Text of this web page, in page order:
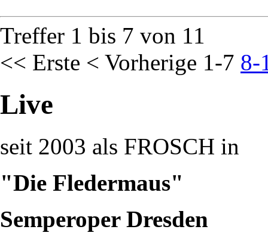
Treffer 1 bis 7 von 11
<< Erste < Vorherige 1-7 8-
Live
seit 2003 als FROSCH in
"Die Fledermaus"
Semperoper Dresden